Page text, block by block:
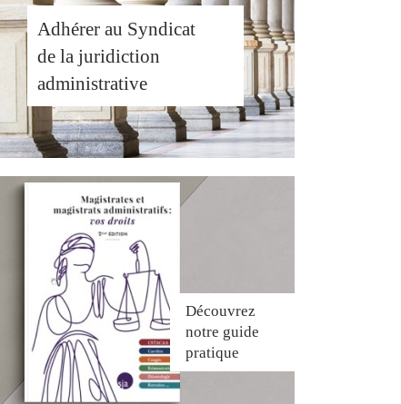
Adhérer au Syndicat
de la juridiction
administrative
Découvrez
notre guide
pratique